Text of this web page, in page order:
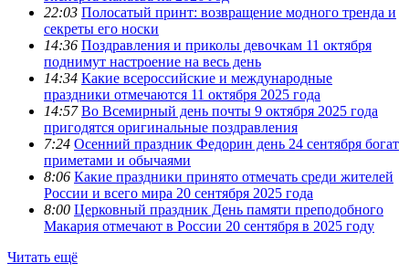
22:03 Полосатый принт: возвращение модного тренда и
секреты его носки
14:36 Поздравления и приколы девочкам 11 октября
поднимут настроение на весь день
14:34 Какие всероссийские и международные
праздники отмечаются 11 октября 2025 года
14:57 Во Всемирный день почты 9 октября 2025 года
пригодятся оригинальные поздравления
7:24 Осенний праздник Федорин день 24 сентября богат
приметами и обычаями
8:06 Какие праздники принято отмечать среди жителей
России и всего мира 20 сентября 2025 года
8:00 Церковный праздник День памяти преподобного
Макария отмечают в России 20 сентября в 2025 году
Читать ещё